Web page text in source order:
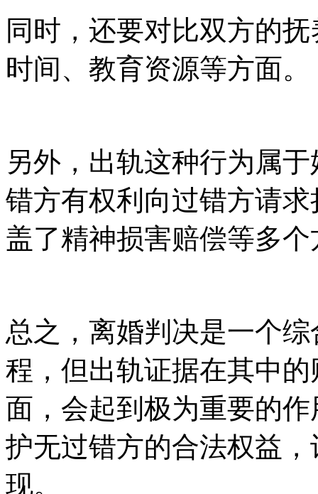
同时，还要对比双方的
时间、教育资源等方面。
另外，出轨这种行为属
错方有权利向过错方请
盖了精神损害赔偿等多个
总之，离婚判决是一个
程，但出轨证据在其中
面，会起到极为重要的
护无过错方的合法权益
现。